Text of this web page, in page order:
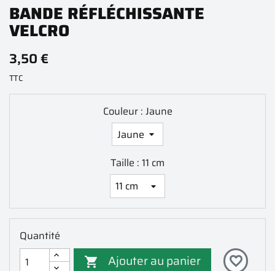
BANDE RÉFLÉCHISSANTE
VELCRO
3,50 €
TTC
Couleur : Jaune
Taille : 11 cm
Quantité
 Ajouter au panier favorite_border